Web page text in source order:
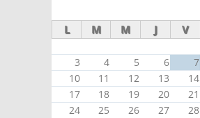
L M M J V
3
4 5 6 7
10
11 12 13 14
17
18 19 20 21
24
25 26 27 28